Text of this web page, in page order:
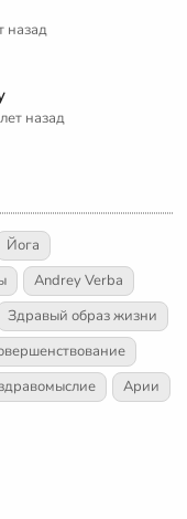
назад
назад
Йога
Andrey Verba
Здравый образ жизни
Арии